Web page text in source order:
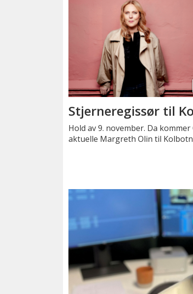
Stjerneregissør til
Hold av 9. november. Da kommer
aktuelle Margreth Olin til